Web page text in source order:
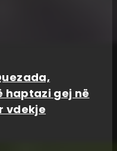
haptazi gej në
vdekje